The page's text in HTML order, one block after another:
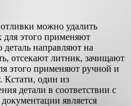
можно удалить
для этого применяют
направляют на
отсекают литник, зачищают
этого применяют ручной и
Кстати, один из
детали в соответствии с
является